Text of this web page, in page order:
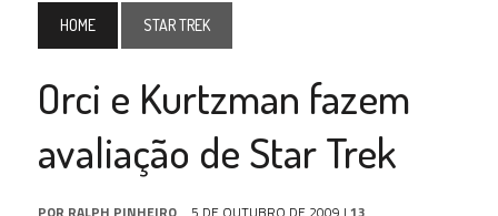
HOME STAR TREK
Orci e Kurtzman fazem
avaliação de Star Trek
POR RALPH PINHEIRO 5 DE OUTUBRO DE 2009 | 13